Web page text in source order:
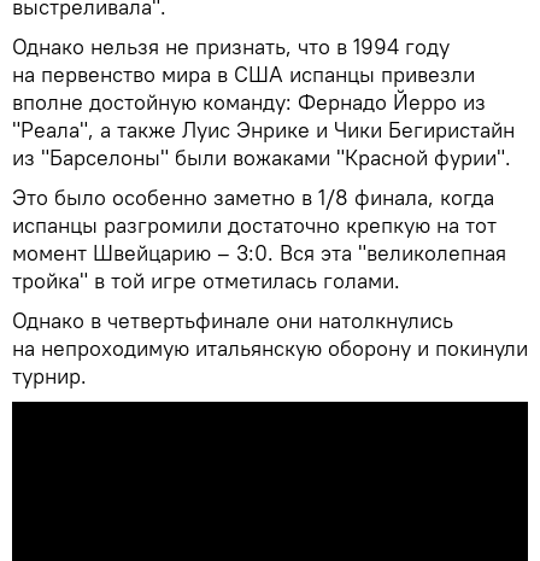
выстреливала".
Однако нельзя не признать, что в 1994 году
на первенство мира в США испанцы привезли
вполне достойную команду: Фернадо Йерро из
"Реала", а также Луис Энрике и Чики Бегиристайн
из "Барселоны" были вожаками "Красной фурии".
Это было особенно заметно в 1/8 финала, когда
испанцы разгромили достаточно крепкую на тот
момент Швейцарию – 3:0. Вся эта "великолепная
тройка" в той игре отметилась голами.
Однако в четвертьфинале они натолкнулись
на непроходимую итальянскую оборону и покинули
турнир.